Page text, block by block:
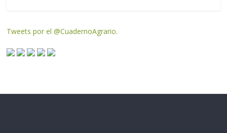
Tweets por el @CuadernoAgrario.